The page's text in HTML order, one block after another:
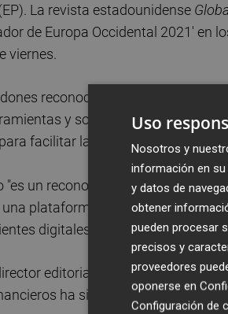
La revista estadounidense
de Europa Occidental 2021' en
viernes.
reconocen a las entidades
y soluciones para la
facilitar la operativa bancaria
"es un reconocimiento a la
plataforma de distribución
digitales.
editorial de Global Finance,
ha sido crucial para poder
Uso
Nosotros y
información en
y datos de
obtener
pueden procesar
precisos y
proveedores
oponerse en
Configuración de